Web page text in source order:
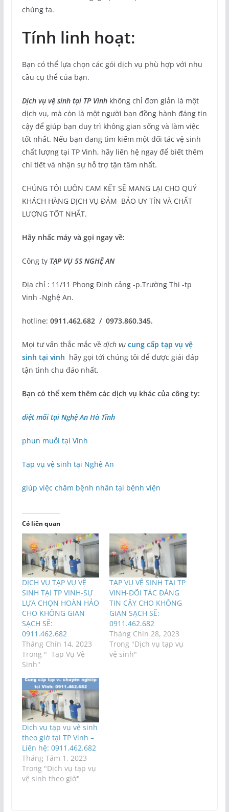
chúng ta.
Tính linh hoạt:
Bạn có thể lựa chọn các gói dịch vụ phù hợp với nhu
cầu cụ thể của bạn.
Dịch vụ vệ sinh tại TP Vinhkhông chỉ đơn giản là một
dịch vụ, mà còn là một người bạn đồng hành đáng tin
cậy để giúp bạn duy trì không gian sống và làm việc
tốt nhất. Nếu bạn đang tìm kiếm một đối tác vệ sinh
chất lượng tại TP Vinh, hãy liên hệ ngay để biết thêm
chi tiết và nhận sự hỗ trợ tận tâm nhất.
CHÚNG TÔI LUÔN CAM KẾT SẼ MANG LẠI CHO QUÝ
KHÁCH HÀNG DỊCH VỤ ĐẢM BẢO UY TÍN VÀ CHẤT
LƯỢNG TỐT NHẤT.
Hãy nhấc máy và gọi ngay về:
Công ty TẠP VỤ 5S NGHỆ AN
Địa chỉ : 11/11 Phong Đinh cảng -p.Trường Thi -tp
Vinh -Nghệ An.
hotline: 0911.462.682 / 0973.860.345.
Mọi tư vấn thắc mắc về dịch vụ cung cấp tạp vụ vệ
sinh tại vinh hãy gọi tới chúng tôi để được giải đáp
tận tình chu đáo nhất.
Bạn có thể xem thêm các dịch vụ khác của công ty:
diệt mối tại Nghệ An Hà Tĩnh
phun muỗi tại Vinh
Tạp vụ vệ sinh tại Nghệ An
giúp việc chăm bệnh nhân tại bệnh viện
Có liên quan
DỊCH VỤ TẠP VỤ VỆ
SINH TẠI TP VINH-SỰ
LỰA CHỌN HOÀN HẢO
CHO KHÔNG GIAN
SẠCH SẼ:
0911.462.682
Tháng Chín 14, 2023
Trong " Tạp Vụ Vệ
Sinh"
TẠP VỤ VỆ SINH TẠI TP
VINH-ĐỐI TÁC ĐÁNG
TIN CẬY CHO KHÔNG
GIAN SẠCH SẼ:
0911.462.682
Tháng Chín 28, 2023
Trong "Dịch vụ tạp vụ
vệ sinh"
Dịch vụ tạp vụ vệ sinh
theo giờ tại TP Vinh –
Liên hệ: 0911.462.682
Tháng Tám 1, 2023
Trong "Dịch vụ tạp vụ
vệ sinh theo giờ"